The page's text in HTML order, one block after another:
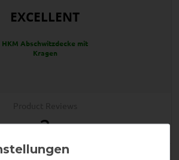
EXCELLENT
HKM Abschwitzdecke mit
Kragen
2
Product Rating